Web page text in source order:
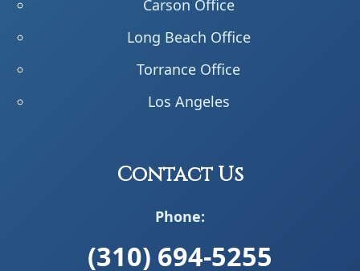
Carson Office
Long Beach Office
Torrance Office
Los Angeles
Contact Us
Phone:
(310) 694-5255